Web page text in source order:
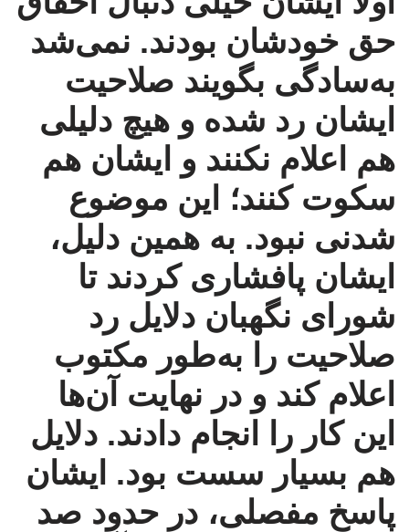
حق خودشان بودند. نمی‌شد
به‌سادگی بگویند صلاحیت
ایشان رد شده و هیچ دلیلی
هم اعلام نکنند و ایشان هم
سکوت کنند؛ این موضوع
شدنی نبود. به همین دلیل،
ایشان پافشاری کردند تا
شورای نگهبان دلایل رد
صلاحیت را به‌طور مکتوب
اعلام کند و در نهایت آن‌ها
این کار را انجام دادند. دلایل
هم بسیار سست بود. ایشان
پاسخ مفصلی، در حدود صد